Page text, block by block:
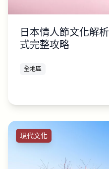
日本情人節文化解
式完整攻略
全地區
現代文化